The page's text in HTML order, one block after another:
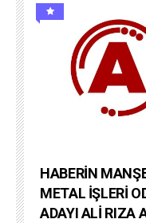
HABERİN
METAL İŞLERİ
ADAYI ALİ RIZA